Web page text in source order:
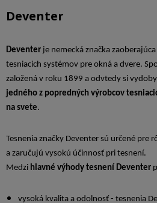
Deventer
Deventer je nemecká značka
tesniacich systémov pre okná a dvere.
založená v roku 1899 a odvtedy si
jedného z popredných výrobcov
na svete.
Tesnenia značky Deventer sú určené pre
a zaručujú vysokú účinnosť pri tesnení.
Medzi hlavné výhody tesnení Deventer
vysoká kvalita a odolnosť - tesnenia